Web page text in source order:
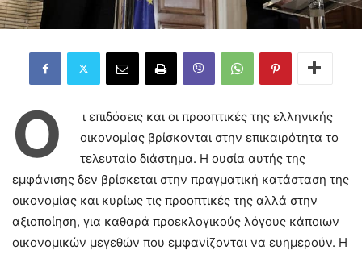
Ο
ι επιδόσεις και οι προοπτικές της ελληνικής
οικονομίας βρίσκονται στην επικαιρότητα το
τελευταίο διάστημα. Η ουσία αυτής της
εμφάνισης δεν βρίσκεται στην πραγματική κατάσταση της
οικονομίας και κυρίως τις προοπτικές της αλλά στην
αξιοποίηση, για καθαρά προεκλογικούς λόγους κάποιων
οικονομικών μεγεθών που εμφανίζονται να ευημερούν. Η